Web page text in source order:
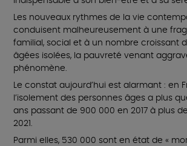
Les nouveaux rythmes de la vie
conduisent malheureusement à une
familial, social et à un nombre croissant
âgées isolées, la pauvreté venant
phénomène.
Le constat aujourd’hui est alarmant : en
l’isolement des personnes âges a plus
ans passant de 900 000 en 2017 à plus
2021.
Parmi elles, 530 000 sont en état de «